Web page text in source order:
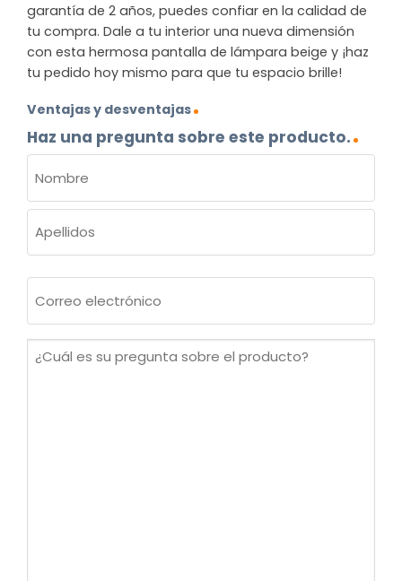
garantía de 2 años, puedes confiar en la calidad de
tu compra. Dale a tu interior una nueva dimensión
con esta hermosa pantalla de lámpara beige y ¡haz
tu pedido hoy mismo para que tu espacio brille!
Ventajas y desventajas
Haz una pregunta sobre este producto.
(OBLIGATORIO)
Nombre
electrónico
¿Cuál